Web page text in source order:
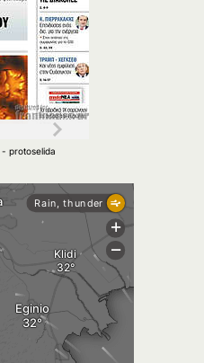
- protoselida